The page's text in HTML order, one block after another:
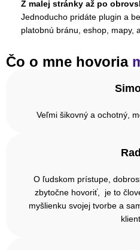
Z malej stránky až po
Jednoducho pridáte plugin a
platobnú bránu, eshop, mapy,
Čo o mne hovoria
Veľmi šikovný a ochotný,
O ľudskom prístupe,
zbytočne hovoriť, je to
myšlienku svojej tvorbe a